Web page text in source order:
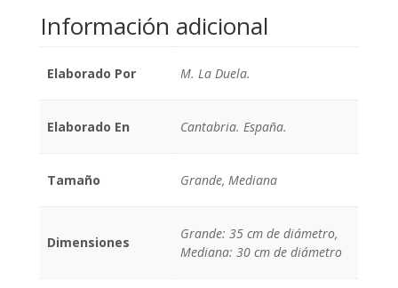
Información adicional
Elaborado Por M. La Duela.
Elaborado En Cantabria. España.
Tamaño Grande, Mediana
Dimensiones
Grande: 35 cm de diámetro,
Mediana: 30 cm de diámetro